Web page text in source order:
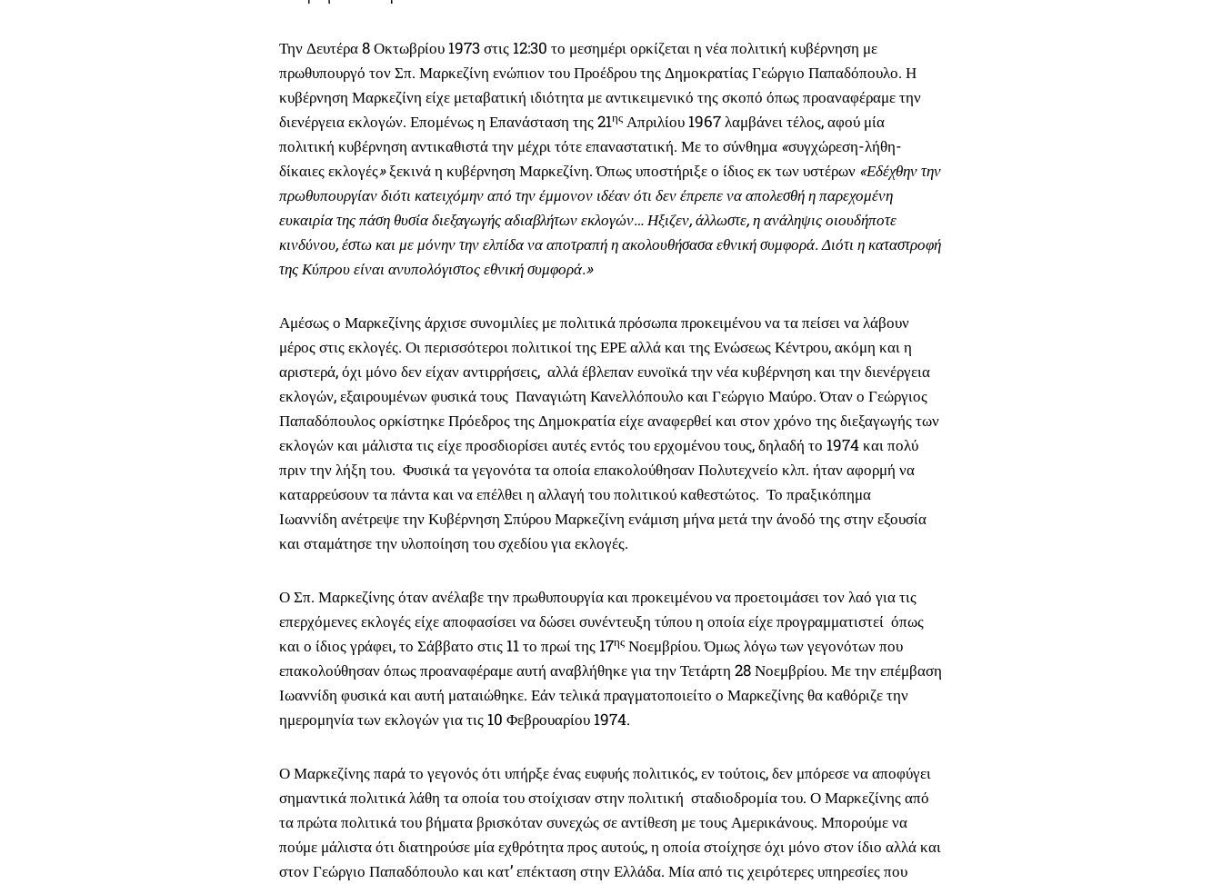
Την Δευτέρα 8 Οκτωβρίου 1973 στις 12:30 το μεσημέρι ορκίζεται η νέα πολιτική κυβέρνηση με
πρωθυπουργό τον Σπ. Μαρκεζίνη ενώπιον του Προέδρου της Δημοκρατίας Γεώργιο Παπαδόπουλο. Η
κυβέρνηση Μαρκεζίνη είχε μεταβατική ιδιότητα με αντικειμενικό της σκοπό όπως προαναφέραμε την
διενέργεια εκλογών. Επομένως η Επανάσταση της 21ης Απριλίου 1967 λαμβάνει τέλος, αφού μία
πολιτική κυβέρνηση αντικαθιστά την μέχρι τότε επαναστατική. Με το σύνθημα «συγχώρεση-λήθη-
δίκαιες εκλογές»ξεκινά η κυβέρνηση Μαρκεζίνη. Όπως υποστήριξε ο ίδιος εκ των υστέρων «Εδέχθην την
πρωθυπουργίαν διότι κατειχόμην από την έμμονον ιδέαν ότι δεν έπρεπε να απολεσθή η παρεχομένη
ευκαιρία της πάση θυσία διεξαγωγής αδιαβλήτων εκλογών… Ηξιζεν, άλλωστε, η ανάληψις οιουδήποτε
κινδύνου, έστω και με μόνην την ελπίδα να αποτραπή η ακολουθήσασα εθνική συμφορά. Διότι η καταστροφή
της Κύπρου είναι ανυπολόγιστος εθνική συμφορά.»
Αμέσως ο Μαρκεζίνης άρχισε συνομιλίες με πολιτικά πρόσωπα προκειμένου να τα πείσει να λάβουν
μέρος στις εκλογές. Οι περισσότεροι πολιτικοί της ΕΡΕ αλλά και της Ενώσεως Κέντρου, ακόμη και η
αριστερά, όχι μόνο δεν είχαν αντιρρήσεις, αλλά έβλεπαν ευνοϊκά την νέα κυβέρνηση και την διενέργεια
εκλογών, εξαιρουμένων φυσικά τους Παναγιώτη Κανελλόπουλο και Γεώργιο Μαύρο. Όταν ο Γεώργιος
Παπαδόπουλος ορκίστηκε Πρόεδρος της Δημοκρατία είχε αναφερθεί και στον χρόνο της διεξαγωγής των
εκλογών και μάλιστα τις είχε προσδιορίσει αυτές εντός του ερχομένου τους, δηλαδή το 1974 και πολύ
πριν την λήξη του. Φυσικά τα γεγονότα τα οποία επακολούθησαν Πολυτεχνείο κλπ. ήταν αφορμή να
καταρρεύσουν τα πάντα και να επέλθει η αλλαγή του πολιτικού καθεστώτος. Το πραξικόπημα
Ιωαννίδη ανέτρεψε την Κυβέρνηση Σπύρου Μαρκεζίνη ενάμιση μήνα μετά την άνοδό της στην εξουσία
και σταμάτησε την υλοποίηση του σχεδίου για εκλογές.
Ο Σπ. Μαρκεζίνης όταν ανέλαβε την πρωθυπουργία και προκειμένου να προετοιμάσει τον λαό για τις
επερχόμενες εκλογές είχε αποφασίσει να δώσει συνέντευξη τύπου η οποία είχε προγραμματιστεί όπως
και ο ίδιος γράφει, το Σάββατο στις 11 το πρωί της 17ης Νοεμβρίου. Όμως λόγω των γεγονότων που
επακολούθησαν όπως προαναφέραμε αυτή αναβλήθηκε για την Τετάρτη 28 Νοεμβρίου. Με την επέμβαση
Ιωαννίδη φυσικά και αυτή ματαιώθηκε. Εάν τελικά πραγματοποιείτο ο Μαρκεζίνης θα καθόριζε την
ημερομηνία των εκλογών για τις 10 Φεβρουαρίου 1974.
Ο Μαρκεζίνης παρά το γεγονός ότι υπήρξε ένας ευφυής πολιτικός, εν τούτοις, δεν μπόρεσε να αποφύγει
σημαντικά πολιτικά λάθη τα οποία του στοίχισαν στην πολιτική σταδιοδρομία του. Ο Μαρκεζίνης από
τα πρώτα πολιτικά του βήματα βρισκόταν συνεχώς σε αντίθεση με τους Αμερικάνους. Μπορούμε να
πούμε μάλιστα ότι διατηρούσε μία εχθρότητα προς αυτούς, η οποία στοίχησε όχι μόνο στον ίδιο αλλά και
στον Γεώργιο Παπαδόπουλο και κατ’ επέκταση στην Ελλάδα. Μία από τις χειρότερες υπηρεσίες που